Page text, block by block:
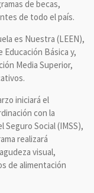
de becas,
de todo el país.
es Nuestra (LEEN),
Básica y,
Media Superior,
iniciará el
con la
Social (IMSS),
realizará
visual,
de alimentación